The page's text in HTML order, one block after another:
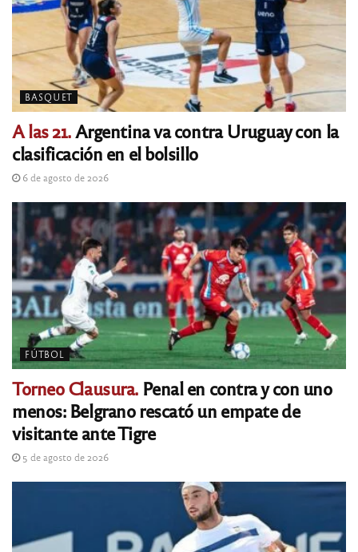
BASQUET
A las 21.Argentina va contra Uruguay con la
clasificación en el bolsillo
6 de agosto de 2026
FÚTBOL
Torneo Clausura.Penal en contra y con uno
menos: Belgrano rescató un empate de
visitante ante Tigre
5 de agosto de 2026